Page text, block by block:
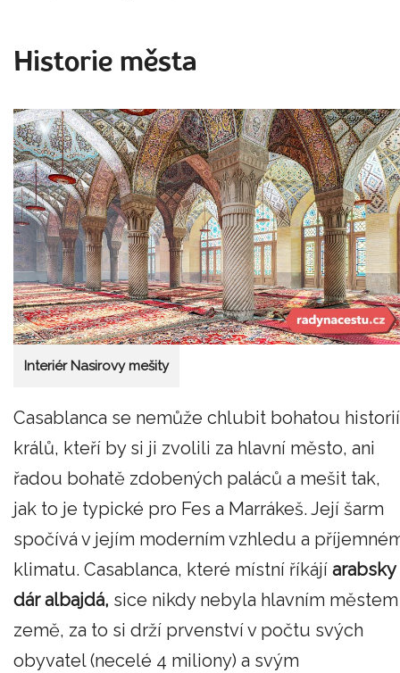
Historie města
Interiér Nasirovy mešity
Casablanca se nemůže chlubit bohatou historií
králů, kteří by si ji zvolili za hlavní město, ani
řadou bohatě zdobených paláců a mešit tak,
jak to je typické pro Fes a Marrákeš. Její šarm
spočívá v jejím moderním vzhledu a
klimatu. Casablanca, které místní říkájí arabsky
dár albajdá, sice nikdy nebyla hlavním městem
země, za to si drží prvenství v počtu svých
obyvatel (necelé 4 miliony) a svým